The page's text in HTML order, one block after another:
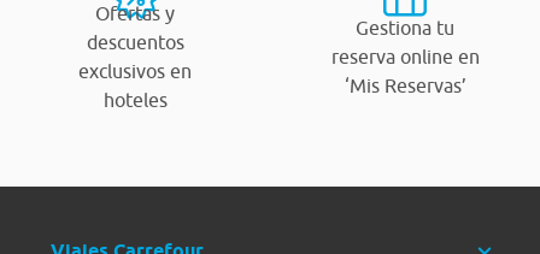
Ofertas y
descuentos
exclusivos en
hoteles
Gestiona tu
reserva online en
‘Mis Reservas’